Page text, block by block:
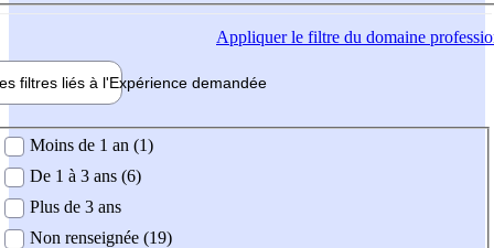
Appliquerle filtre du domaine
filtres liés à l'Expérience demandée
demandée
Moins de 1 an (1)
De 1 à 3 ans (6)
Plus de 3 ans
Non renseignée (19)